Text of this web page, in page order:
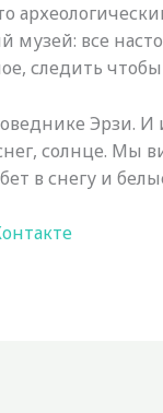
музей: все
следить
Эрзи. И
солнце. Мы
в снегу и